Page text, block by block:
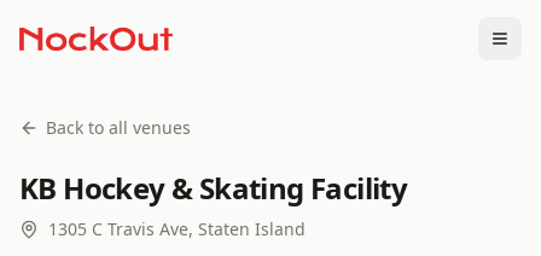
Back to all venues
KB Hockey & Skating Facility
1305 C Travis Ave, Staten Island